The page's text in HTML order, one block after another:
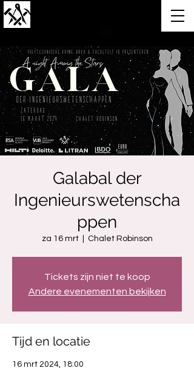
Galabal der
Ingenieurswetenscha
ppen
za 16 mrt
  |
Chalet Robinson
Tickets zijn niet te koop
Andere evenementen bekijken
Tijd en locatie
16 mrt 2024, 18:00